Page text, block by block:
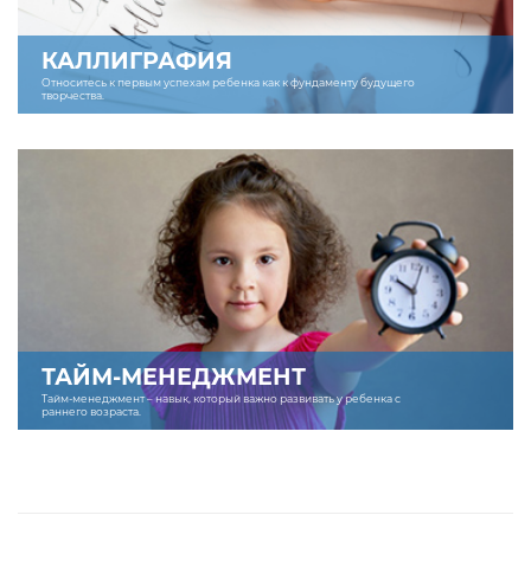
КАЛЛИГРАФИЯ
Относитесь к первым успехам ребенка как к фундаменту будущего
творчества.
ТАЙМ-МЕНЕДЖМЕНТ
Тайм-менеджмент – навык, который важно развивать у ребенка с
раннего возраста.